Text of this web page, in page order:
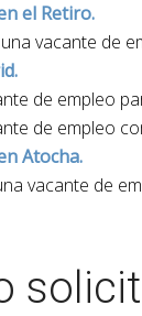
el Retiro.
vacante de
de empleo
de empleo
Atocha.
vacante de